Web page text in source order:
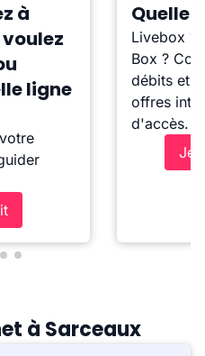
à
ligne
Quelle
Livebox ?
Box ?
débits et
offres
d'accès.
Je
à Sarceaux